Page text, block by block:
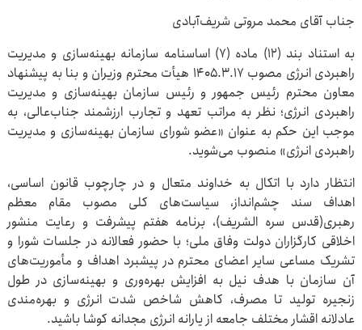
جناب آقای محمد مروتی شریف‌آبادی
به استناد بند (۱۲) ماده (۷) اساسنامه سازمانه بهینه‌سازی و مدیریت
راهبردی انرژی مصوب ۱۴۰۵.۳.۱۷ هیأت محترم وزیران و بنا به پیشنهاد
معاون محترم رئیس جمهور و رئیس سازمان بهینه‌سازی و مدیریت
راهبردی انرژی؛ نظر به مراتب تعهد و تجارب ارزشمند جناب‌عالی، به
موجب این حکم به عنوان «عضو شورای سازمان بهینه‌سازی و مدیریت
راهبردی انرژی» منصوب می‌شوید.
انتظار دارد با اتکال به خداوند متعال و در چارچوب قانون اساسی،
اهداف سند چشم‌انداز، سیاست‌های کلی مصوب مقام معظم
رهبری(قدس سره الشریف)، برنامه هفتم پیشرفت و رعایت منشور
اخلاقی کارگزاران دولت وفاق ملی؛ با حضور فعالانه در جلسات شورا و
تشریک مساعی سایر اعضای محترم در پیشبرد اهداف و مأموریت‌های
آن سازمان با هدف نیل به افزایش بهره‌وری و بهینه‌سازی در طول
زنجیره تولید تا مصرف، کاهش شاخص شدت انرژی و بهره‌مندی
عادلانه اقشار مختلف جامعه از یارانه انرژی مجدانه کوشا باشید.